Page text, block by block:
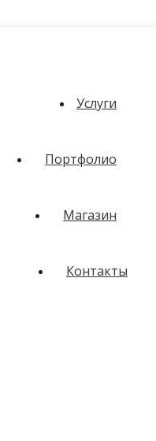
Услуги
Портфолио
Магазин
Контакты